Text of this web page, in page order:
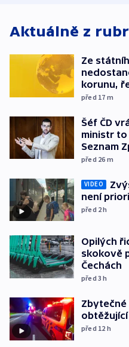
Aktuálně z
Ze
korunu,
před 17 m
Šéf ČD
ministr
Seznam
před 26 m
VIDEO
není
před 2h
Opilých
skokově
Čechách
před 3h
Zbytečné
před 12 h